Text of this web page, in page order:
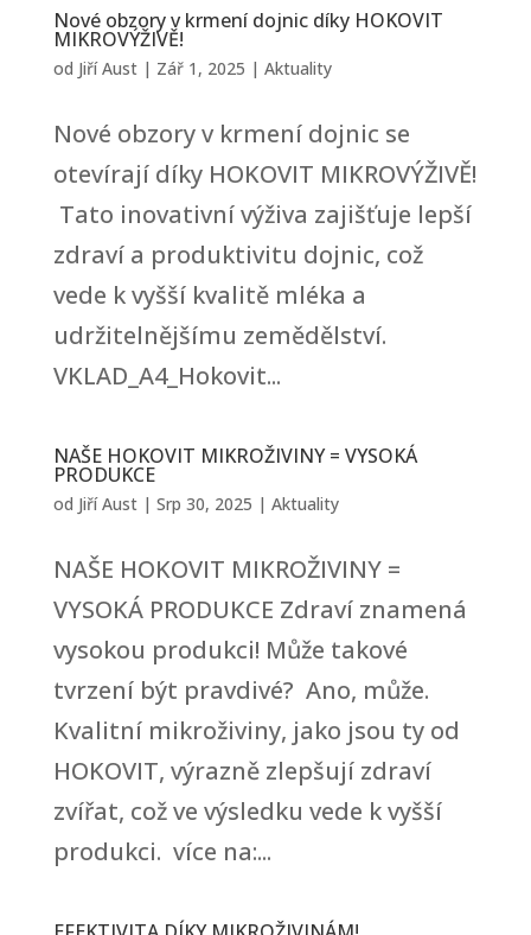
Nové obzory v krmení dojnic díky HOKOVIT
MIKROVÝŽIVĚ!
od Jiří Aust| Zář 1, 2025 | Aktuality
Nové obzory v krmení dojnic se
otevírají díky HOKOVIT MIKROVÝŽIVĚ!
Tato inovativní výživa zajišťuje lepší
zdraví a produktivitu dojnic, což
vede k vyšší kvalitě mléka a
udržitelnějšímu zemědělství.
VKLAD_A4_Hokovit...
NAŠE HOKOVIT MIKROŽIVINY = VYSOKÁ
PRODUKCE
od Jiří Aust| Srp 30, 2025 | Aktuality
NAŠE HOKOVIT MIKROŽIVINY =
VYSOKÁ PRODUKCE Zdraví znamená
vysokou produkci! Může takové
tvrzení být pravdivé? Ano, může.
Kvalitní mikroživiny, jako jsou ty od
HOKOVIT, výrazně zlepšují zdraví
zvířat, což ve výsledku vede k vyšší
produkci. více na:...